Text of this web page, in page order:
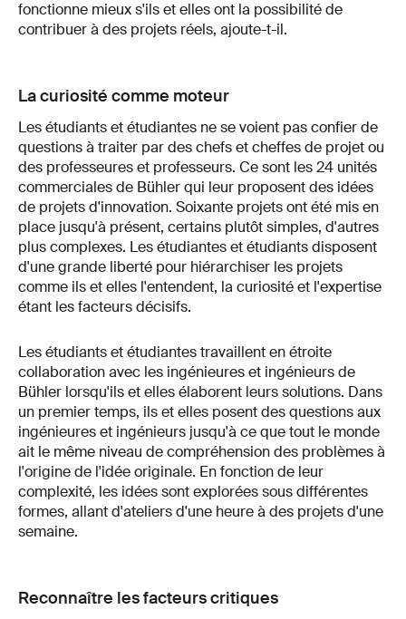
fonctionne mieux s'ils et elles ont la possibilité de
contribuer à des projets réels, ajoute-t-il.
La curiosité comme moteur
Les étudiants et étudiantes ne se voient pas confier de
questions à traiter par des chefs et cheffes de projet ou
des professeures et professeurs. Ce sont les 24 unités
commerciales de Bühler qui leur proposent des idées
de projets d'innovation. Soixante projets ont été mis en
place jusqu'à présent, certains plutôt simples, d'autres
plus complexes. Les étudiantes et étudiants disposent
d'une grande liberté pour hiérarchiser les projets
comme ils et elles l'entendent, la curiosité et l'expertise
étant les facteurs décisifs.
Les étudiants et étudiantes travaillent en étroite
collaboration avec les ingénieures et ingénieurs de
Bühler lorsqu'ils et elles élaborent leurs solutions. Dans
un premier temps, ils et elles posent des questions aux
ingénieures et ingénieurs jusqu'à ce que tout le monde
ait le même niveau de compréhension des problèmes à
l'origine de l'idée originale. En fonction de leur
complexité, les idées sont explorées sous différentes
formes, allant d'ateliers d'une heure à des projets d'une
semaine.
Reconnaître les facteurs critiques